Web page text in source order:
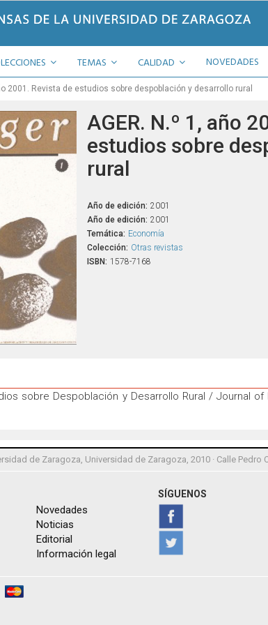
TEMAS CALIDAD NOVEDADES
2001. Revista de estudios sobre despoblación y desarrollo rural
AGER. N.º 1, año
estudios sobre
rural
Año de edición: 2001
Año de edición: 2001
Temática: Economía
Colección: Otras revistas
ISBN: 1578-7168
sobre Despoblación y Desarrollo Rural / Journal
de Zaragoza, Universidad de Zaragoza, 2010 · Calle Pedro
Novedades
Noticias
Editorial
Información legal
SÍGUENOS